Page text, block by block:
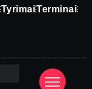
TyrimaiTerminai